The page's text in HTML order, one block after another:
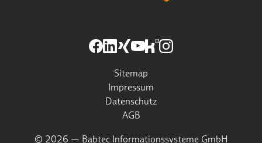
Sitemap
Impressum
Datenschutz
AGB
© 2026 — Babtec Informationssysteme GmbH